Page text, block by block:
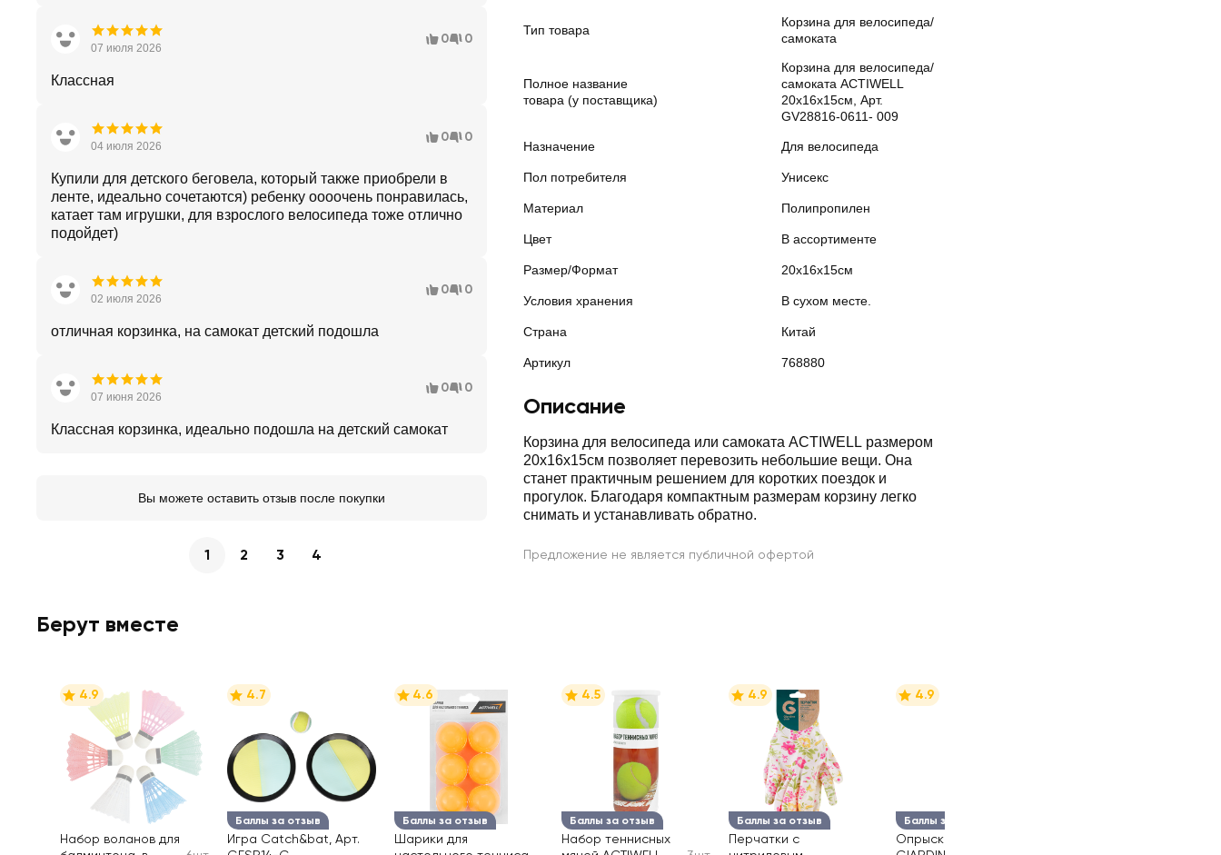
Тип товара
Корзина для велосипеда/
самоката
Полное название
товара (у поставщика)
Корзина для велосипеда/
самоката ACTIWELL
20х16х15см, Арт.
GV28816-0611- 009
Назначение Для велосипеда
Пол потребителя Унисекс
Материал Полипропилен
Цвет В ассортименте
Размер/Формат 20х16х15см
Условия хранения В сухом месте.
Страна Китай
Артикул 768880
Описание
Корзина для велосипеда или самоката ACTIWELL размером
20х16х15см позволяет перевозить небольшие вещи. Она
станет практичным решением для коротких поездок и
прогулок. Благодаря компактным размерам корзину легко
снимать и устанавливать обратно.
Предложение не является публичной офертой
07 июля 2026
0 0
Классная
04 июля 2026
0 0
Купили для детского беговела, который также приобрели в
ленте, идеально сочетаются) ребенку оооочень понравилась,
катает там игрушки, для взрослого велосипеда тоже отлично
подойдет)
02 июля 2026
0 0
отличная корзинка, на самокат детский подошла
07 июня 2026
0 0
Классная корзинка, идеально подошла на детский самокат
Вы можете оставить отзыв после покупки
1 2 3 4
Берут вместе
4.9
Набор воланов для
Баллы за отзыв
4.7
Игра Catch&bat, Арт.
Баллы за отзыв
4.6
Шарики для
Баллы за отзыв
4.5
Набор теннисных
Баллы за отзыв
4.9
Перчатки с
Баллы за отзыв
4.9
Опрыскиватель